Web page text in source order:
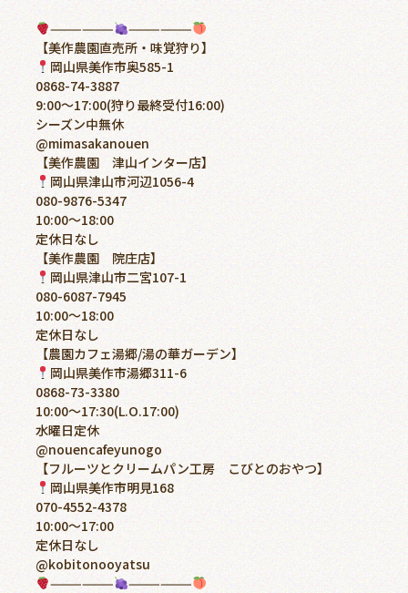
——————
——————
【美作農園直売所・味覚狩り】
岡山県美作市奥585-1
0868-74-3887
9:00〜17:00(狩り最終受付16:00)
シーズン中無休
@mimasakanouen
【美作農園 津山インター店】
岡山県津山市河辺1056-4
080-9876-5347
10:00〜18:00
定休日なし
【美作農園 院庄店】
岡山県津山市二宮107-1
080-6087-7945
10:00〜18:00
定休日なし
【農園カフェ湯郷/湯の華ガーデン】
岡山県美作市湯郷311-6
0868-73-3380
10:00〜17:30(L.O.17:00)
水曜日定休
@nouencafeyunogo
【フルーツとクリームパン工房 こびとのおやつ】
岡山県美作市明見168
070-4552-4378
10:00〜17:00
定休日なし
@kobitonooyatsu
——————
——————